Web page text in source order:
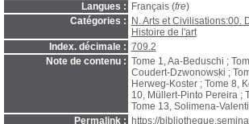
Langues :
Français (fre)
Catégories :
N. Arts et Civilisations:00.
Histoire de l'art
Index. décimale : 709.2
Note de contenu : Tome 1, Aa-Beduschi ;
Coudert-Dzwonowski ;
Herweg-Koster ; Tome 8,
10, Müllert-Pinto Pereira ;
Tome 13, Solimena-
Permalink :
https://